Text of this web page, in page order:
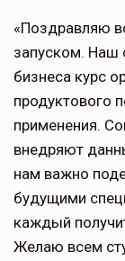
«Поздравляю
запуском.
бизнеса курс
продуктового
применения.
внедряют
нам важно
будущими
каждый
Желаю всем